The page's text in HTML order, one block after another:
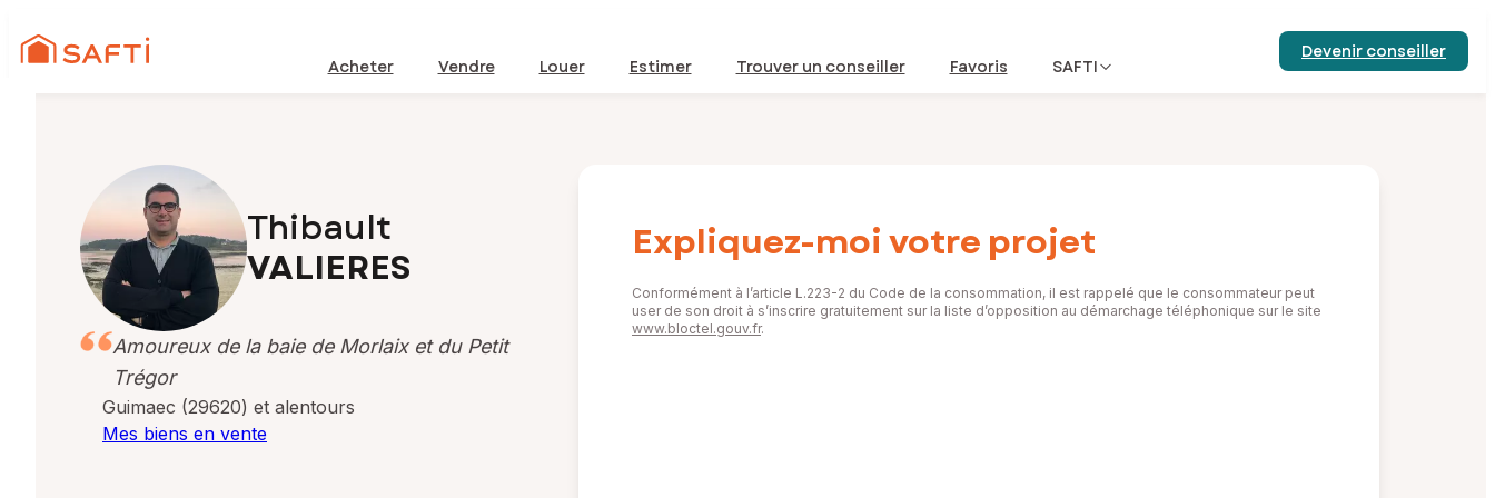
Acheter Vendre Louer Estimer Trouver un conseiller Favoris SAFTI
Devenir conseiller
Thibault
VALIERES
Amoureux de la baie de Morlaix et du Petit
Trégor
Guimaec (29620) et alentours
Mes biens en vente
Expliquez-moi votre projet
Conformément à l’article L.223-2 du Code de la consommation, il est rappelé que le consommateur peut
user de son droit à s’inscrire gratuitement sur la liste d’opposition au démarchage téléphonique sur le site
www.bloctel.gouv.fr.